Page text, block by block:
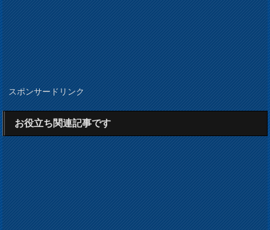
スポンサードリンク
お役立ち関連記事です